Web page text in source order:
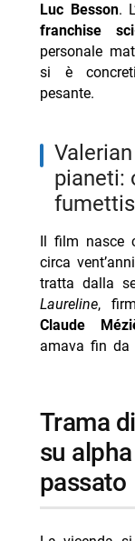
Luc Besson.
franchise
personale
si è
pesante.
valerian e la città dei mille
pianeti:
Il film nasce
circa
tratta dalla
Laureline,
Claude
amava fin da
trama di valerian: la missione
su
passato